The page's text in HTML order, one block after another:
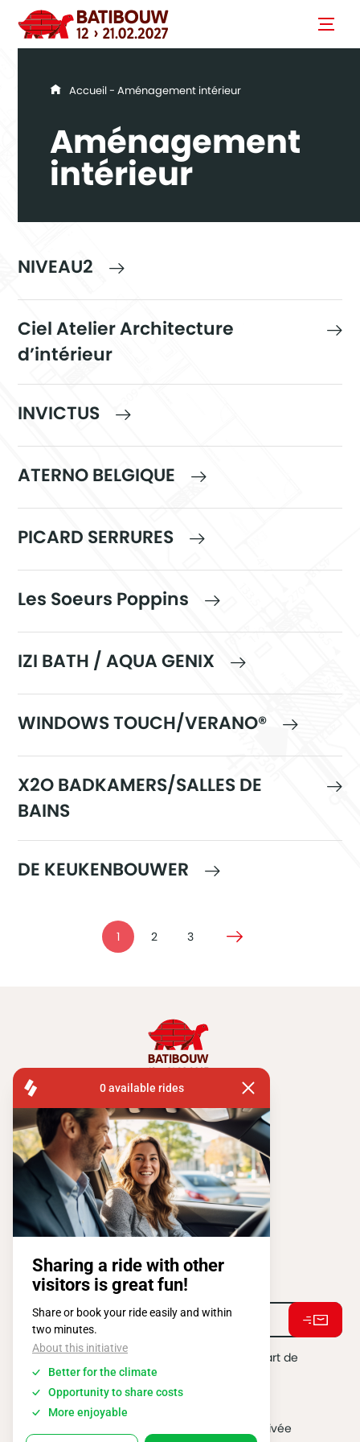
You are here
Accueil- Aménagement intérieur
Aménagement
intérieur
NIVEAU2
Ciel Atelier Architecture
d’intérieur
INVICTUS
ATERNO BELGIQUE
PICARD SERRURES
Les Soeurs Poppins
IZI BATH / AQUA GENIX
WINDOWS TOUCH/VERANO®
X2O BADKAMERS/SALLES DE
BAINS
DE KEUKENBOUWER
1 2 3
FISA OPERATIONS
SQUARE DE L'ATOMIUM, 1 BP 505
1020 BRUXELLES
Tel:+ 32 2 663 14 01
Restons connectés !
J'accepte de recevoir des e-mails de la part de
BATIBOUW.*
Vie privée